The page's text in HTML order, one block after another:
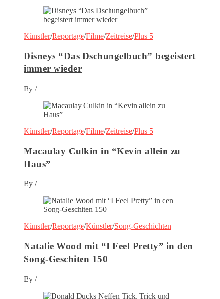
Künstler/Reportage/Filme/Zeitreise/Plus 5
Disneys “Das Dschungelbuch” begeistert
immer wieder
By /
Künstler/Reportage/Filme/Zeitreise/Plus 5
Macaulay Culkin in “Kevin allein zu
Haus”
By /
Künstler/Reportage/Künstler/Song-Geschichten
Natalie Wood mit “I Feel Pretty” in den
Song-Geschiten 150
By /